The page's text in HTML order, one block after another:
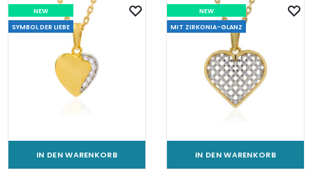
NEW
SYMBOL DER LIEBE
IN DEN WARENKORB
NEW
MIT ZIRKONIA-GLANZ
IN DEN WARENKORB